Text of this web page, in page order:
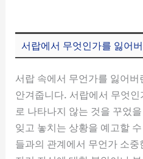
서랍에서 무엇인가를 잃어
서랍 속에서 무언가를 잃어
안겨줍니다. 서랍에서 무엇
로 나타나지 않는 것을 꾸었
잊고 놓치는 상황을 예고할
들과의 관계에서 무언가 소